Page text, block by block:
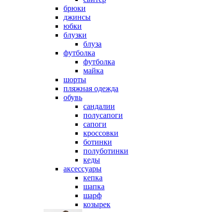
брюки
джинсы
юбки
блузки
блуза
футболка
футболка
майка
шорты
пляжная одежда
oбувь
сандалии
полусапоги
сапоги
кроссовки
ботинки
полуботинки
кеды
аксессуары
кепка
шапка
шарф
козырек